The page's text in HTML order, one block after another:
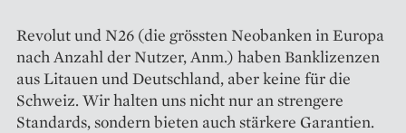
Revolut und N26 (die grössten Neobanken in Europa
nach Anzahl der Nutzer, Anm.) haben Banklizenzen
aus Litauen und Deutschland, aber keine für die
Schweiz. Wir halten uns nicht nur an strengere
Standards, sondern bieten auch stärkere Garantien.